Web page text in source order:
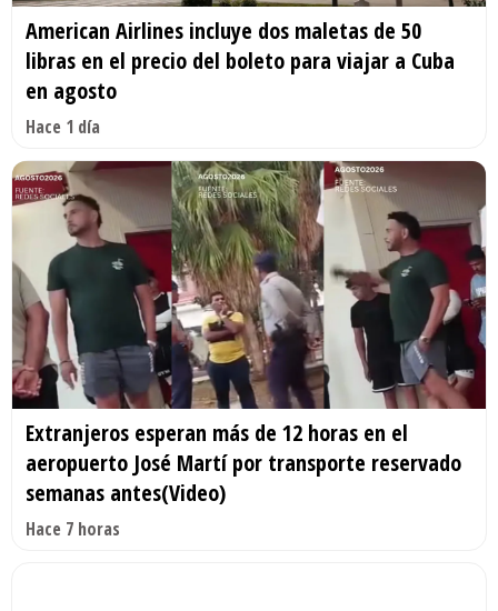
American Airlines incluye dos maletas de 50
libras en el precio del boleto para viajar a Cuba
en agosto
Hace 1 día
Extranjeros esperan más de 12 horas en el
aeropuerto José Martí por transporte reservado
semanas antes(Video)
Hace 7 horas